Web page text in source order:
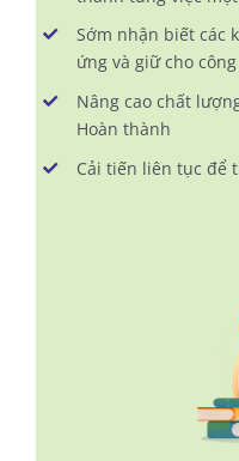
Sớm nhận biết các
ứng và giữ cho
Nâng cao chất
Hoàn thành
Cải tiến liên tục để